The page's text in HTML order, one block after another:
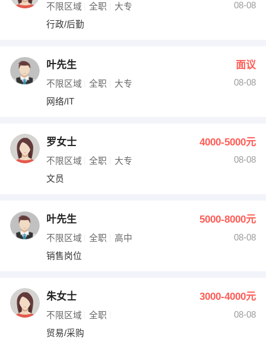
不限区域 全职 大专
08-08
行政/后勤
叶先生 面议
不限区域 全职 大专
08-08
网络/IT
罗女士 4000-5000元
不限区域 全职 大专
08-08
文员
叶先生 5000-8000元
不限区域 全职 高中
08-08
销售岗位
朱女士 3000-4000元
不限区域 全职
08-08
贸易/采购